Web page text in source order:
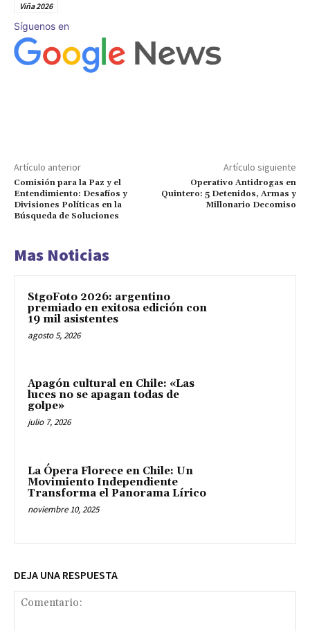
Viña 2026
Síguenos en
Artículo anterior
Comisión para la Paz y el
Entendimiento: Desafíos y
Divisiones Políticas en la
Búsqueda de Soluciones
Artículo siguiente
Operativo Antidrogas en
Quintero: 5 Detenidos, Armas y
Millonario Decomiso
Mas Noticias
StgoFoto 2026: argentino
premiado en exitosa edición con
19 mil asistentes
agosto 5, 2026
Apagón cultural en Chile: «Las
luces no se apagan todas de
golpe»
julio 7, 2026
La Ópera Florece en Chile: Un
Movimiento Independiente
Transforma el Panorama Lírico
noviembre 10, 2025
DEJA UNA RESPUESTA